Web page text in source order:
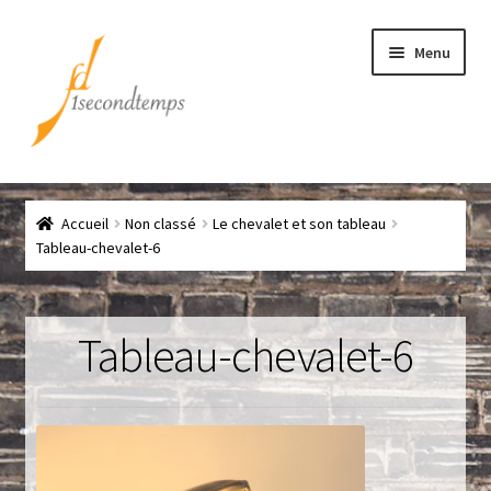
navigation
contenu
Menu
Accueil
Chef
CLICK & COLLECT
Conditions générales de vente
Contact
Couteaux
Accueil Non classé
Le chevalet et son tableau
Tableau-chevalet-6
Tableau-chevalet-6